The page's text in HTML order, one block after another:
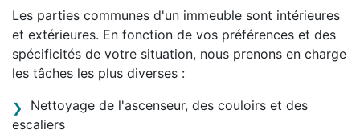
Les parties communes d'un immeuble sont intérieures
et extérieures. En fonction de vos préférences et des
spécificités de votre situation, nous prenons en charge
les tâches les plus diverses :
Nettoyage de l'ascenseur, des couloirs et des
escaliers